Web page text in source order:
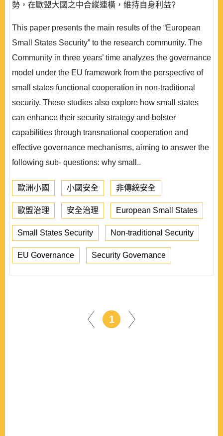
勢，在歐盟大國之中合縱連橫，維持自身利益?
This paper presents the main results of the “European
Small States Security” to the research community. The
Community in three years’ time analyzes the governance
model under the EU framework from the perspective of
small states functional cooperation in non-traditional
security. These studies also explore how small states
can enhance their security strategy and bolster
capabilities through transnational cooperation and
effective governance mechanisms, aiming to answer the
following sub- questions: why small..
歐洲小國 小國安全 非傳統安全
歐盟治理 安全治理 European Small States
Small States Security Non-traditional Security
EU Governance Security Governance
1